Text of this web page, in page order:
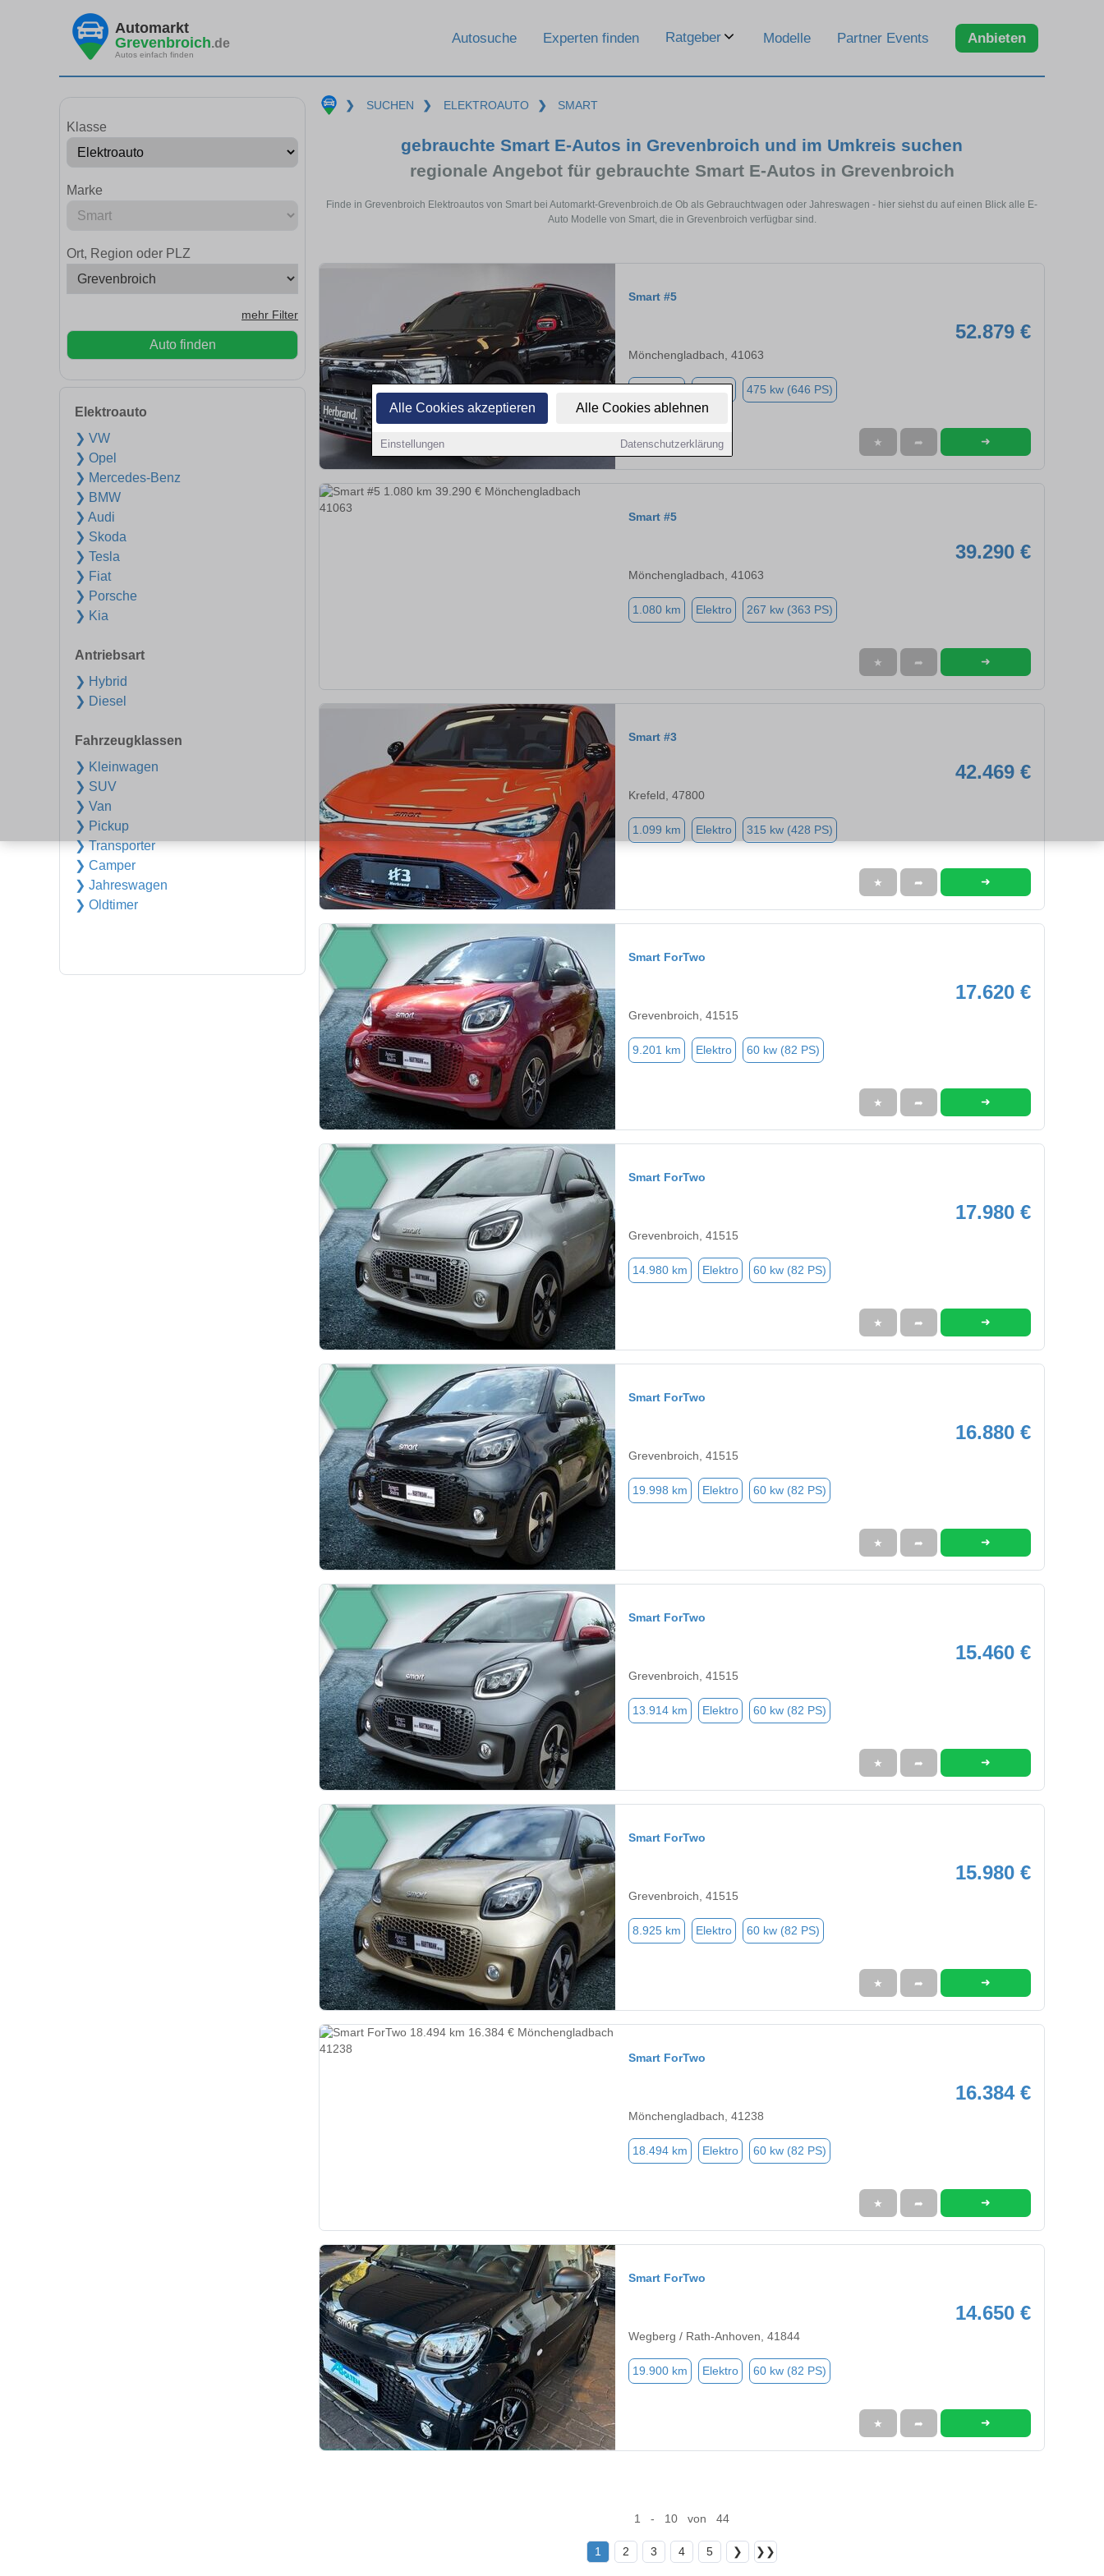
Alle Cookies akzeptieren Alle Cookies ablehnen
Einstellungen Datenschutzerklärung
Automarkt
Grevenbroich.de
Autos einfach finden
Autosuche Experten finden Ratgeber Modelle Partner Events Anbieten
Klasse
Marke
Ort, Region oder PLZ
mehr Filter
Auto finden
Elektroauto
❯ VW
❯ Opel
❯ Mercedes-Benz
❯ BMW
❯ Audi
❯ Skoda
❯ Tesla
❯ Fiat
❯ Porsche
❯ Kia
Antriebsart
❯ Hybrid
❯ Diesel
Fahrzeugklassen
❯ Kleinwagen
❯ SUV
❯ Van
❯ Pickup
❯ Transporter
❯ Camper
❯ Jahreswagen
❯ Oldtimer
❯ SUCHEN ❯ ELEKTROAUTO ❯ SMART
gebrauchte Smart E-Autos in Grevenbroich und im Umkreis suchen
regionale Angebot für gebrauchte Smart E-Autos in Grevenbroich
Finde in Grevenbroich Elektroautos von Smart bei Automarkt-Grevenbroich.de Ob als Gebrauchtwagen oder Jahreswagen - hier siehst du auf einen Blick alle E-
Auto Modelle von Smart, die in Grevenbroich verfügbar sind.
Smart #5
52.879 €
Mönchengladbach, 41063
Elektro 475 kw (646 PS)
★ ➦ ➜
Smart #5
39.290 €
Mönchengladbach, 41063
1.080 km Elektro 267 kw (363 PS)
★ ➦ ➜
Smart #3
42.469 €
Krefeld, 47800
1.099 km Elektro 315 kw (428 PS)
★ ➦ ➜
Smart ForTwo
17.620 €
Grevenbroich, 41515
9.201 km Elektro 60 kw (82 PS)
★ ➦ ➜
Smart ForTwo
17.980 €
Grevenbroich, 41515
14.980 km Elektro 60 kw (82 PS)
★ ➦ ➜
Smart ForTwo
16.880 €
Grevenbroich, 41515
19.998 km Elektro 60 kw (82 PS)
★ ➦ ➜
Smart ForTwo
15.460 €
Grevenbroich, 41515
13.914 km Elektro 60 kw (82 PS)
★ ➦ ➜
Smart ForTwo
15.980 €
Grevenbroich, 41515
8.925 km Elektro 60 kw (82 PS)
★ ➦ ➜
Smart ForTwo
16.384 €
Mönchengladbach, 41238
18.494 km Elektro 60 kw (82 PS)
★ ➦ ➜
Smart ForTwo
14.650 €
Wegberg / Rath-Anhoven, 41844
19.900 km Elektro 60 kw (82 PS)
★ ➦ ➜
1 - 10 von 44
1 2 3 4 5 ❯ ❯❯